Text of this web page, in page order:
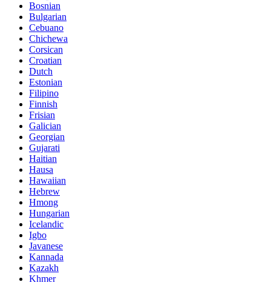
Bosnian
Bulgarian
Cebuano
Chichewa
Corsican
Croatian
Dutch
Estonian
Filipino
Finnish
Frisian
Galician
Georgian
Gujarati
Haitian
Hausa
Hawaiian
Hebrew
Hmong
Hungarian
Icelandic
Igbo
Javanese
Kannada
Kazakh
Khmer